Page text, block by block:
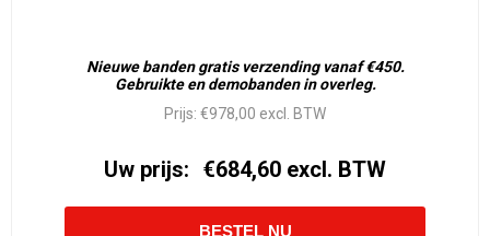
Nieuwe banden gratis verzending vanaf €450.
Gebruikte en demobanden in overleg.
Prijs: €978,00 excl. BTW
Uw prijs: €684,60 excl. BTW